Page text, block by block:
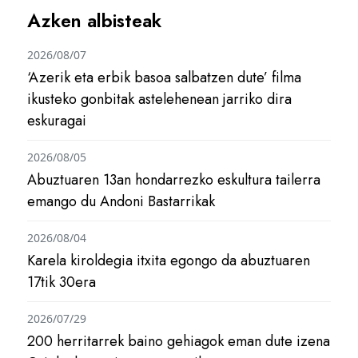
Azken albisteak
‘Azerik eta erbik basoa salbatzen dute’ filma
ikusteko gonbitak astelehenean jarriko dira
eskuragai
2026/08/07
Abuztuaren 13an hondarrezko eskultura tailerra
emango du Andoni Bastarrikak
2026/08/05
Karela kiroldegia itxita egongo da abuztuaren
17tik 30era
2026/08/04
200 herritarrek baino gehiagok eman dute izena
2026/07/29